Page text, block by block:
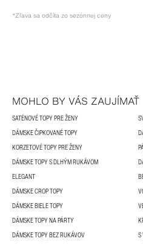
*Zľava sa odčíta zo sezónnej ceny
MOHLO BY VÁS ZAUJÍMAŤ
SATÉNOVÉ TOPY PRE ŽENY
DÁMSKE ČIPKOVANÉ TOPY
KORZETOVÉ TOPY PRE ŽENY
DÁMSKE TOPY S DLHÝM RUKÁVOM
ELEGANT
DÁMSKE CROP TOPY
DÁMSKE BIELE TOPY
DÁMSKE TOPY NA PÁRTY
DÁMSKE TOPY BEZ RUKÁVOV
S